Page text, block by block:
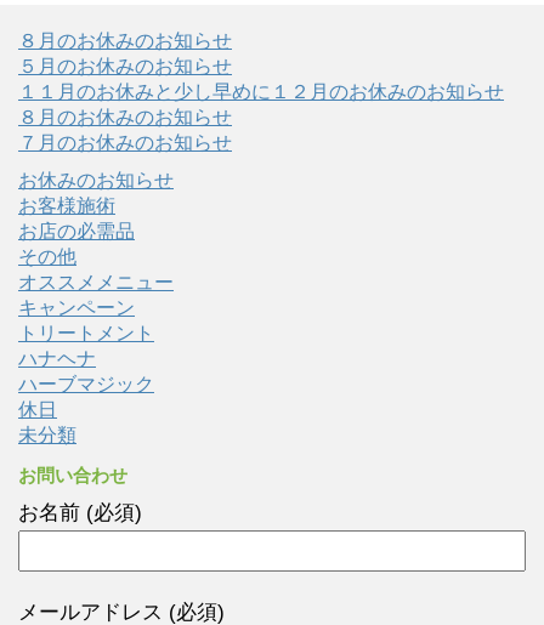
８月のお休みのお知らせ
５月のお休みのお知らせ
１１月のお休みと少し早めに１２月のお休みのお知らせ
８月のお休みのお知らせ
７月のお休みのお知らせ
お休みのお知らせ
お客様施術
お店の必需品
その他
オススメメニュー
キャンペーン
トリートメント
ハナヘナ
ハーブマジック
休日
未分類
お問い合わせ
お名前 (必須)
メールアドレス (必須)